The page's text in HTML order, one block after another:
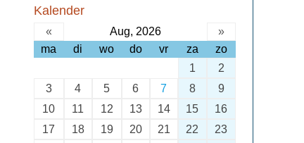
Kalender
« Aug, 2026
»
ma
di wo do vr za
zo
1
2
3
4 5 6 7 8
9
10
11 12 13 14 15
16
17
18 19 20 21 22
23